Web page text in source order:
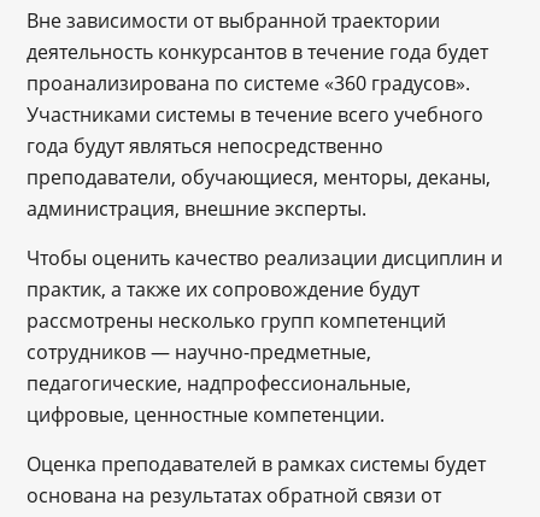
Вне зависимости от выбранной траектории
деятельность конкурсантов в течение года будет
проанализирована по системе «360 градусов».
Участниками системы в течение всего учебного
года будут являться непосредственно
преподаватели, обучающиеся, менторы, деканы,
администрация, внешние эксперты.
Чтобы оценить качество реализации дисциплин и
практик, а также их сопровождение будут
рассмотрены несколько групп компетенций
сотрудников ― научно-предметные,
педагогические, надпрофессиональные,
цифровые, ценностные компетенции.
Оценка преподавателей в рамках системы будет
основана на результатах обратной связи от